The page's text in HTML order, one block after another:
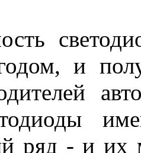
и
ряд - и их